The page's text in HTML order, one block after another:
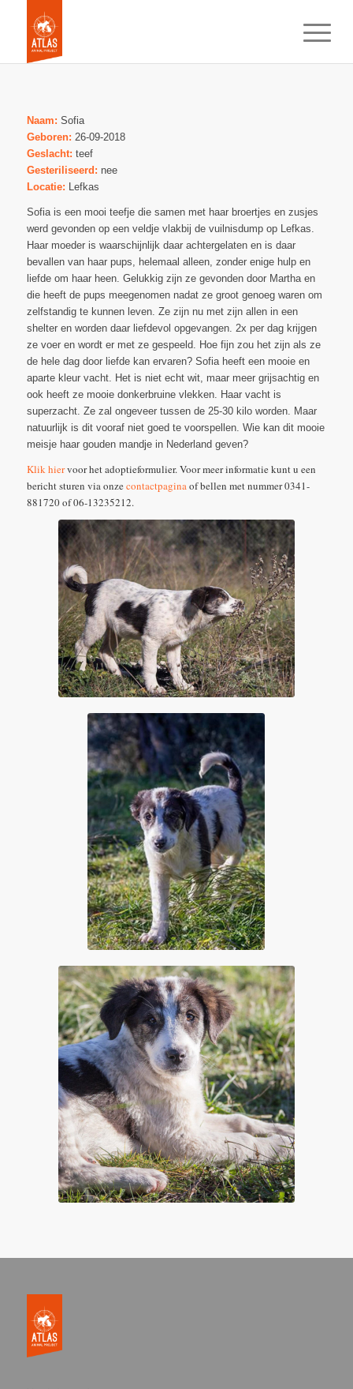
Naam: Sofia
Geboren: 26-09-2018
Geslacht: teef
Gesteriliseerd: nee
Locatie: Lefkas
Sofia is een mooi teefje die samen met haar broertjes en zusjes
werd gevonden op een veldje vlakbij de vuilnisdump op Lefkas.
Haar moeder is waarschijnlijk daar achtergelaten en is daar
bevallen van haar pups, helemaal alleen, zonder enige hulp en
liefde om haar heen. Gelukkig zijn ze gevonden door Martha en
die heeft de pups meegenomen nadat ze groot genoeg waren om
zelfstandig te kunnen leven. Ze zijn nu met zijn allen in een
shelter en worden daar liefdevol opgevangen. 2x per dag krijgen
ze voer en wordt er met ze gespeeld. Hoe fijn zou het zijn als ze
de hele dag door liefde kan ervaren? Sofia heeft een mooie en
aparte kleur vacht. Het is niet echt wit, maar meer grijsachtig en
ook heeft ze mooie donkerbruine vlekken. Haar vacht is
superzacht. Ze zal ongeveer tussen de 25-30 kilo worden. Maar
natuurlijk is dit vooraf niet goed te voorspellen. Wie kan dit mooie
meisje haar gouden mandje in Nederland geven?
Klik hiervoor het adoptieformulier. Voor meer informatie kunt u een
bericht sturen via onzecontactpaginaof bellen met nummer 0341-
881720 of 06-13235212.